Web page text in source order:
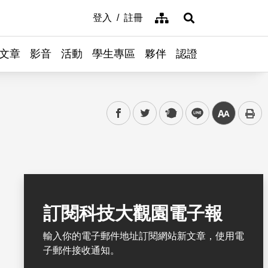
登入 註冊 網站導覽展開搜尋
章 影音 活動 學生專區 夥伴 認證
facebooktwitter plurk line 中
訂閱科技大觀園電子報
輸入你的電子郵件地址訂閱網站新文章，使用電
子郵件接收通知。